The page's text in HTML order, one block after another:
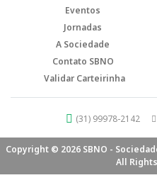
Eventos
Jornadas
A Sociedade
Contato SBNO
Validar Carteirinha
(31) 99978-2142
Copyright © 2026 SBNO -
All